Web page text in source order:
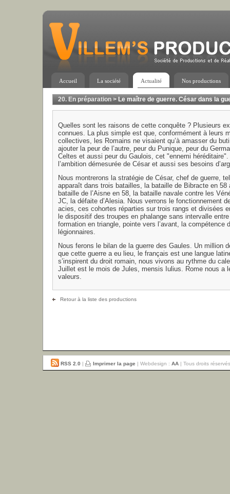
Accueil La société Actualité Nos productions
20. En préparation > Le maître de guerre. César dans la
Quelles sont les raisons de cette conquête ? Plusieurs
connues. La plus simple est que, conformément à leurs
collectives, les Romains ne visaient qu’à amasser du
ajouter la peur de l’autre, peur du Punique, peur du
Celtes et aussi peur du Gaulois, cet "ennemi
l’ambition démesurée de César et aussi ses besoins
Nous montrerons la stratégie de César, chef de guerre,
apparaît dans trois batailles, la bataille de Bibracte en 58
bataille de l’Aisne en 58, la bataille navale contre les
JC, la défaite d’Alesia. Nous verrons le fonctionnement
acies, ces cohortes réparties sur trois rangs et divisées
le dispositif des troupes en phalange sans intervalle
formation en triangle, pointe vers l’avant, la compétence
légionnaires.
Nous ferons le bilan de la guerre des Gaules. Un million
que cette guerre a eu lieu, le français est une langue
s’inspirent du droit romain, nous vivons au rythme du
Juillet est le mois de Jules, mensis Iulius. Rome nous a
valeurs.
Retour à la liste des productions
RSS 2.0 | Imprimer la page | Webdesign : AA | Tous droits